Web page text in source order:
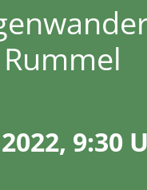
9:30